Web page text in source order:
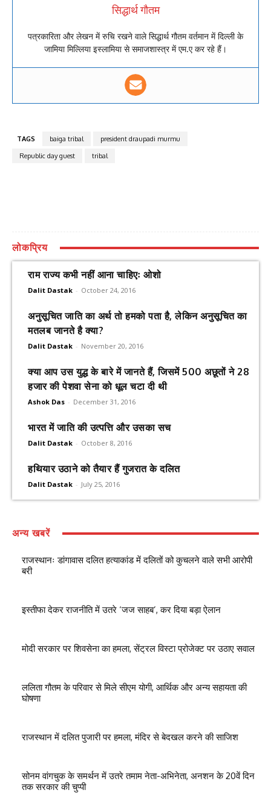
सिद्धार्थ गौतम
पत्रकारिता और लेखन में रुचि रखने वाले सिद्धार्थ गौतम वर्तमान में दिल्ली के
जामिया मिल्लिया इस्लामिया से समाजशास्त्र में एम.ए कर रहे हैं।
TAGS baiga tribal
president draupadi murmu
Republic day guest
tribal
लोकप्रिय
राम राज्य कभी नहीं आना चाहिएः ओशो
Dalit Dastak - October 24, 2016
अनुसूचित जाति का अर्थ तो हमको पता है, लेकिन अनुसूचित का
मतलब जानते है क्या?
Dalit Dastak - November 20, 2016
क्या आप उस युद्ध के बारे में जानते हैं, जिसमें 500 अछूतों ने 28
हजार की पेशवा सेना को धूल चटा दी थी
Ashok Das - December 31, 2016
भारत में जाति की उत्पत्ति और उसका सच
Dalit Dastak - October 8, 2016
हथियार उठाने को तैयार हैं गुजरात के दलित
Dalit Dastak - July 25, 2016
अन्य खबरें
राजस्थानः डांगावास दलित हत्याकांड में दलितों को कुचलने वाले सभी आरोपी
बरी
इस्तीफा देकर राजनीति में उतरे ‘जज साहब’, कर दिया बड़ा ऐलान
मोदी सरकार पर शिवसेना का हमला, सेंट्रल विस्टा प्रोजेक्ट पर उठाए सवाल
ललिता गौतम के परिवार से मिले सीएम योगी, आर्थिक और अन्य सहायता की
घोषणा
राजस्थान में दलित पुजारी पर हमला, मंदिर से बेदखल करने की साजिश
सोनम वांगचुक के समर्थन में उतरे तमाम नेता-अभिनेता, अनशन के 20वें दिन
तक सरकार की चुप्पी